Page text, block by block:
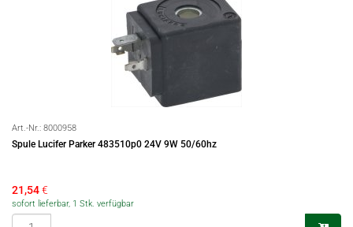
Art.-Nr.: 8000958
Spule Lucifer Parker 483510p0 24V 9W 50/60hz
21,54€
sofort lieferbar, 1 Stk. verfügbar